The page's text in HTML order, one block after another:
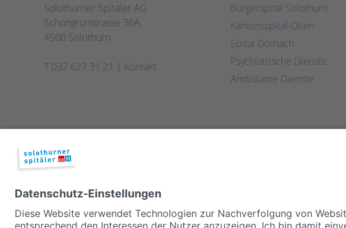
Solothurner Spitäler AG
Schöngrünstrasse 36A
4500 Solothurn
T 032 627 31 21 | Kontakt
Bürgerspital Solothurn
Kantonsspital Olten
Spital Dornach
Psychiatrische Dienste
Ambulante Dienste